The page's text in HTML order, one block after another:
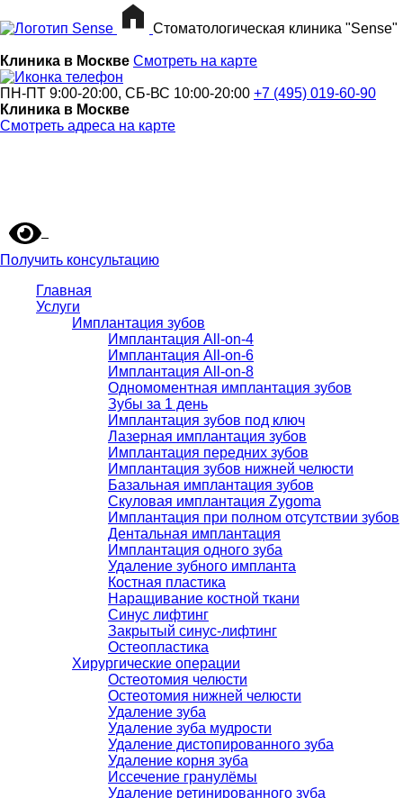
Стоматологическая клиника "Sense"
Клиника в Москве Смотреть на карте
ПН-ПТ 9:00-20:00, СБ-ВС 10:00-20:00 +7 (495) 019-60-90
Клиника в Москве
Смотреть адреса на карте
Получить консультацию
Главная
Услуги
Имплантация зубов
Имплантация All-on-4
Имплантация All-on-6
Имплантация All-on-8
Одномоментная имплантация зубов
Зубы за 1 день
Имплантация зубов под ключ
Лазерная имплантация зубов
Имплантация передних зубов
Имплантация зубов нижней челюсти
Базальная имплантация зубов
Скуловая имплантация Zygoma
Имплантация при полном отсутствии зубов
Дентальная имплантация
Имплантация одного зуба
Удаление зубного импланта
Костная пластика
Наращивание костной ткани
Синус лифтинг
Закрытый синус-лифтинг
Остеопластика
Хирургические операции
Остеотомия челюсти
Остеотомия нижней челюсти
Удаление зуба
Удаление зуба мудрости
Удаление дистопированного зуба
Удаление корня зуба
Иссечение гранулёмы
Удаление ретинированного зуба